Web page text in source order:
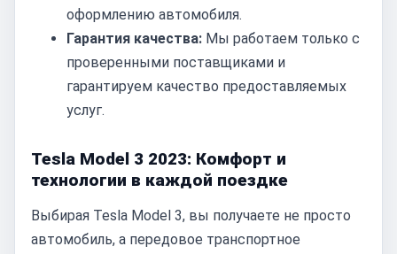
оформлению автомобиля.
Гарантия качества: Мы работаем только с
проверенными поставщиками и
гарантируем качество предоставляемых
услуг.
Tesla Model 3 2023: Комфорт и
технологии в каждой поездке
Выбирая Tesla Model 3, вы получаете не просто
автомобиль, а передовое транспортное